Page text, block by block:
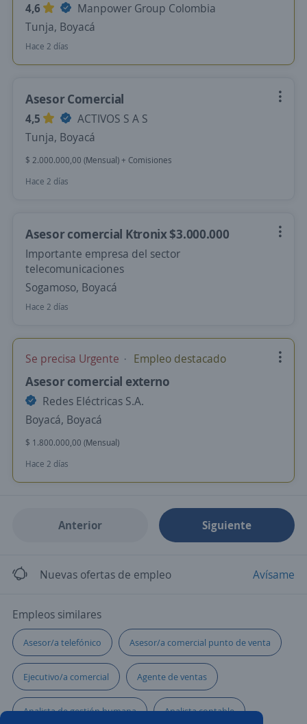
4,6
Manpower Group Colombia
Tunja, Boyacá
Hace 2 días
Asesor Comercial
4,5
ACTIVOS S A S
Tunja, Boyacá
$ 2.000.000,00 (Mensual) + Comisiones
Hace 2 días
Asesor comercial Ktronix $3.000.000
Importante empresa del sector
telecomunicaciones
Sogamoso, Boyacá
Hace 2 días
Se precisa Urgente Empleo destacado
Asesor comercial externo
Redes Eléctricas S.A.
Boyacá, Boyacá
$ 1.800.000,00 (Mensual)
Hace 2 días
Anterior Siguiente
Nuevas ofertas de empleo Avísame
Empleos similares
Asesor/a telefónico Asesor/a comercial punto de venta
Ejecutivo/a comercial Agente de ventas
Analista de gestión humana Analista contable